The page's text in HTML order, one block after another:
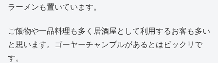
ラーメンも置いています。
ご飯物や一品料理も多く居酒屋として利用するお客も多い
と思います。ゴーヤーチャンプルがあるとはビックリで
す。